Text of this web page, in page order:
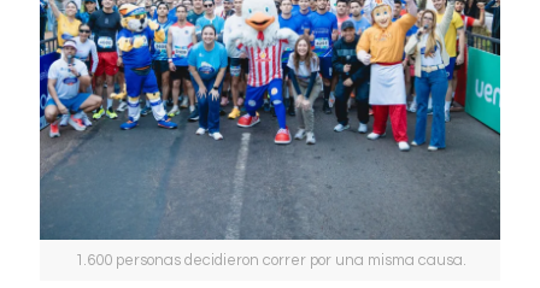
1.600 personas decidieron correr por una misma causa.